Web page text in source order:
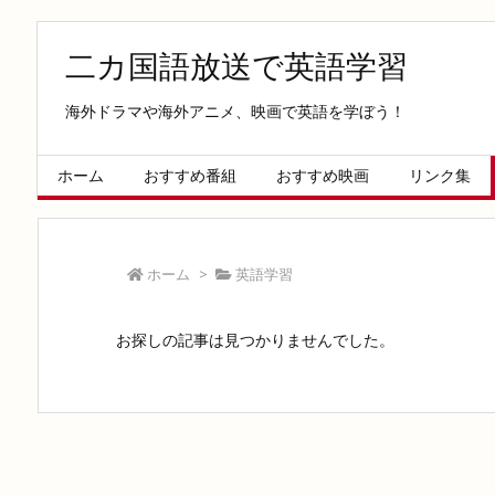
二カ国語放送で英語学習
海外ドラマや海外アニメ、映画で英語を学ぼう！
ホーム おすすめ番組 おすすめ映画 リンク集
ホーム > 英語学習
お探しの記事は見つかりませんでした。